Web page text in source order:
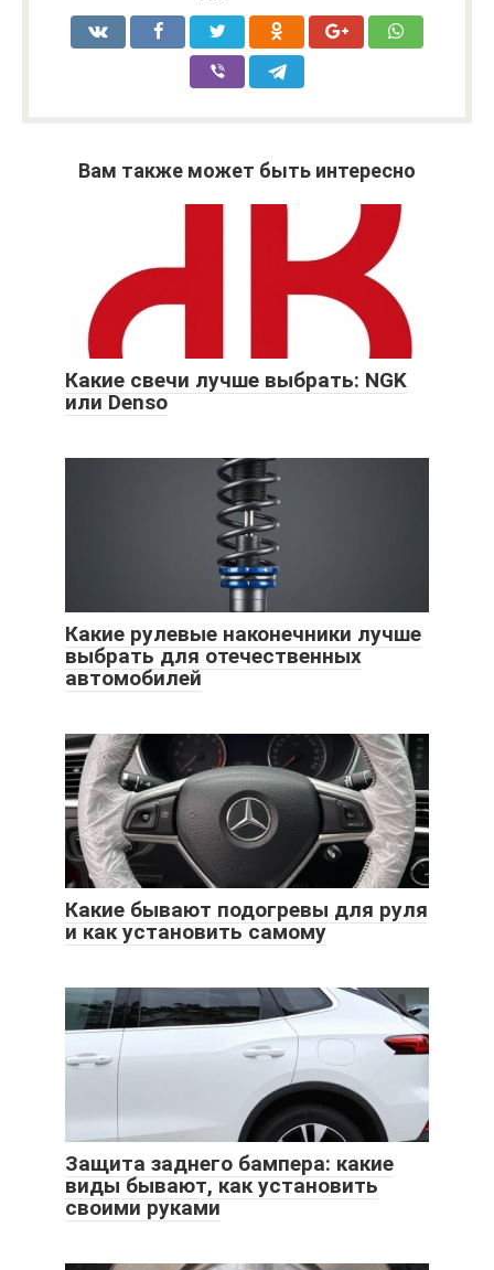
Вам также может быть интересно
Какие свечи лучше выбрать: NGK
или Denso
Какие рулевые наконечники лучше
выбрать для отечественных
автомобилей
Какие бывают подогревы для руля
и как установить самому
Защита заднего бампера: какие
виды бывают, как установить
своими руками